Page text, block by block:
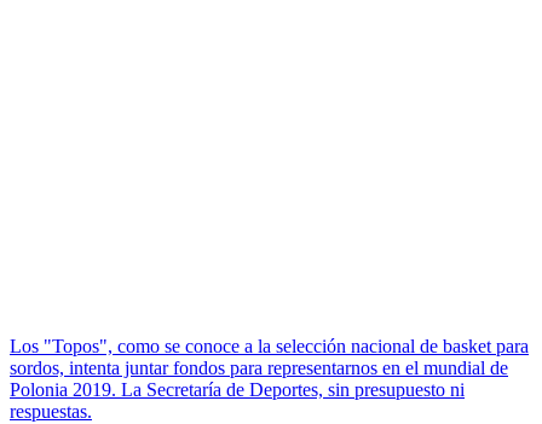
Los "Topos", como se conoce a la selección nacional de basket para
sordos, intenta juntar fondos para representarnos en el mundial de
Polonia 2019. La Secretaría de Deportes, sin presupuesto ni
respuestas.